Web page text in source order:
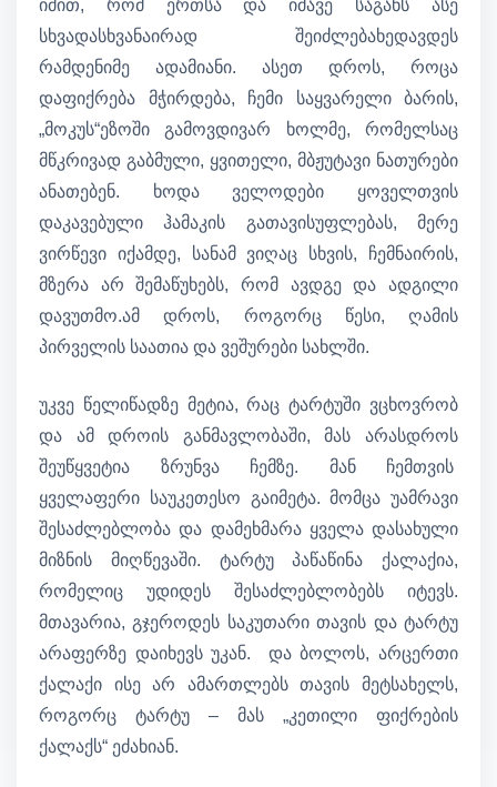
იმით, რომ ერთსა და იმავე საგანს ასე
სხვადასხვანაირად შეიძლებახედავდეს
რამდენიმე ადამიანი. ასეთ დროს, როცა
დაფიქრება მჭირდება, ჩემი საყვარელი ბარის,
„მოკუს“ეზოში გამოვდივარ ხოლმე, რომელსაც
მწკრივად გაბმული, ყვითელი, მბჟუტავი ნათურები
ანათებენ. ხოდა ველოდები ყოველთვის
დაკავებული ჰამაკის გათავისუფლებას, მერე
ვირწევი იქამდე, სანამ ვიღაც სხვის, ჩემნაირის,
მზერა არ შემაწუხებს, რომ ავდგე და ადგილი
დავუთმო.ამ დროს, როგორც წესი, ღამის
პირველის საათია და ვეშურები სახლში.
უკვე წელიწადზე მეტია, რაც ტარტუში ვცხოვრობ
და ამ დროის განმავლობაში, მას არასდროს
შეუწყვეტია ზრუნვა ჩემზე. მან ჩემთვის
ყველაფერი საუკეთესო გაიმეტა. მომცა უამრავი
შესაძლებლობა და დამეხმარა ყველა დასახული
მიზნის მიღწევაში. ტარტუ პაწაწინა ქალაქია,
რომელიც უდიდეს შესაძლებლობებს იტევს.
მთავარია, გჯეროდეს საკუთარი თავის და ტარტუ
არაფერზე დაიხევს უკან. და ბოლოს, არცერთი
ქალაქი ისე არ ამართლებს თავის მეტსახელს,
როგორც ტარტუ – მას „კეთილი ფიქრების
ქალაქს“ ეძახიან.